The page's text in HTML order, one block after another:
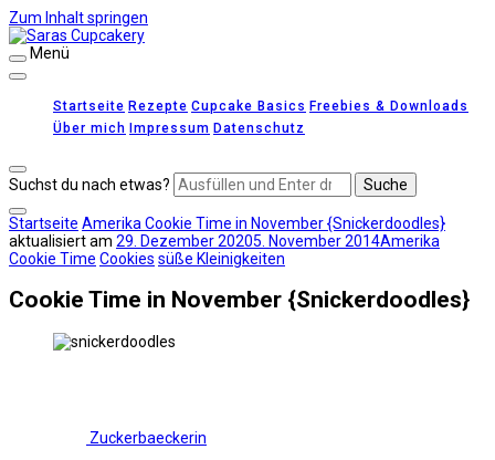
Zum Inhalt springen
Menü
Startseite Rezepte Cupcake Basics Freebies & Downloads
Über mich Impressum Datenschutz
Suchst du nach etwas?
Startseite Amerika Cookie Time in November {Snickerdoodles}
aktualisiert am 29. Dezember 20205. November 2014Amerika
Cookie Time Cookies süße Kleinigkeiten
Cookie Time in November {Snickerdoodles}
Zuckerbaeckerin